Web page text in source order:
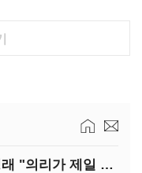
김민석 "일하는 당대표"…정청래 "의리가 제일 중요"